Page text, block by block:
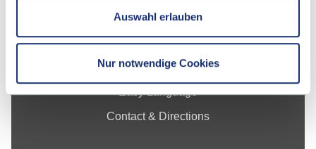
Auswahl erlauben
Nur notwendige Cookies
Legal Notice Privacy Policy
Declaration on accessibility Sitemap
Easy Language
Contact & Directions